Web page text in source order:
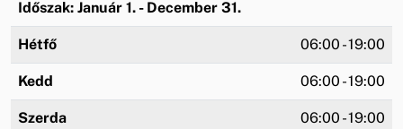
Időszak: Január 1. - December 31.
Hétfő 06:00 - 19:00
Kedd 06:00 - 19:00
Szerda 06:00 - 19:00